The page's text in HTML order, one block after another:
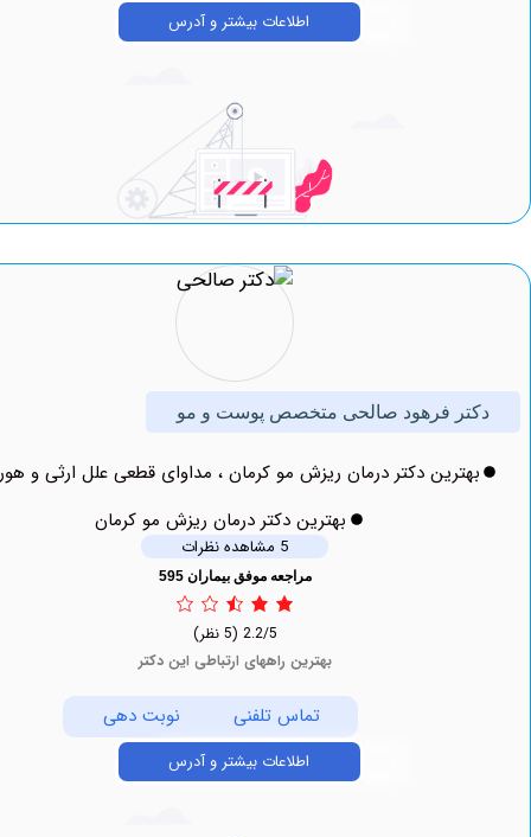
اطلاعات بیشتر و آدرس
فرهود صالحی متخصص پوست و مو
دکتر درمان ریزش مو کرمان ، مداوای قطعی علل ارثی و هورمونی
بهترین دکتر درمان ریزش مو کرمان
مراجعه موفق بیماران 595
بهترین راههای ارتباطی این دکتر
تماس تلفنی نوبت دهی
اطلاعات بیشتر و آدرس